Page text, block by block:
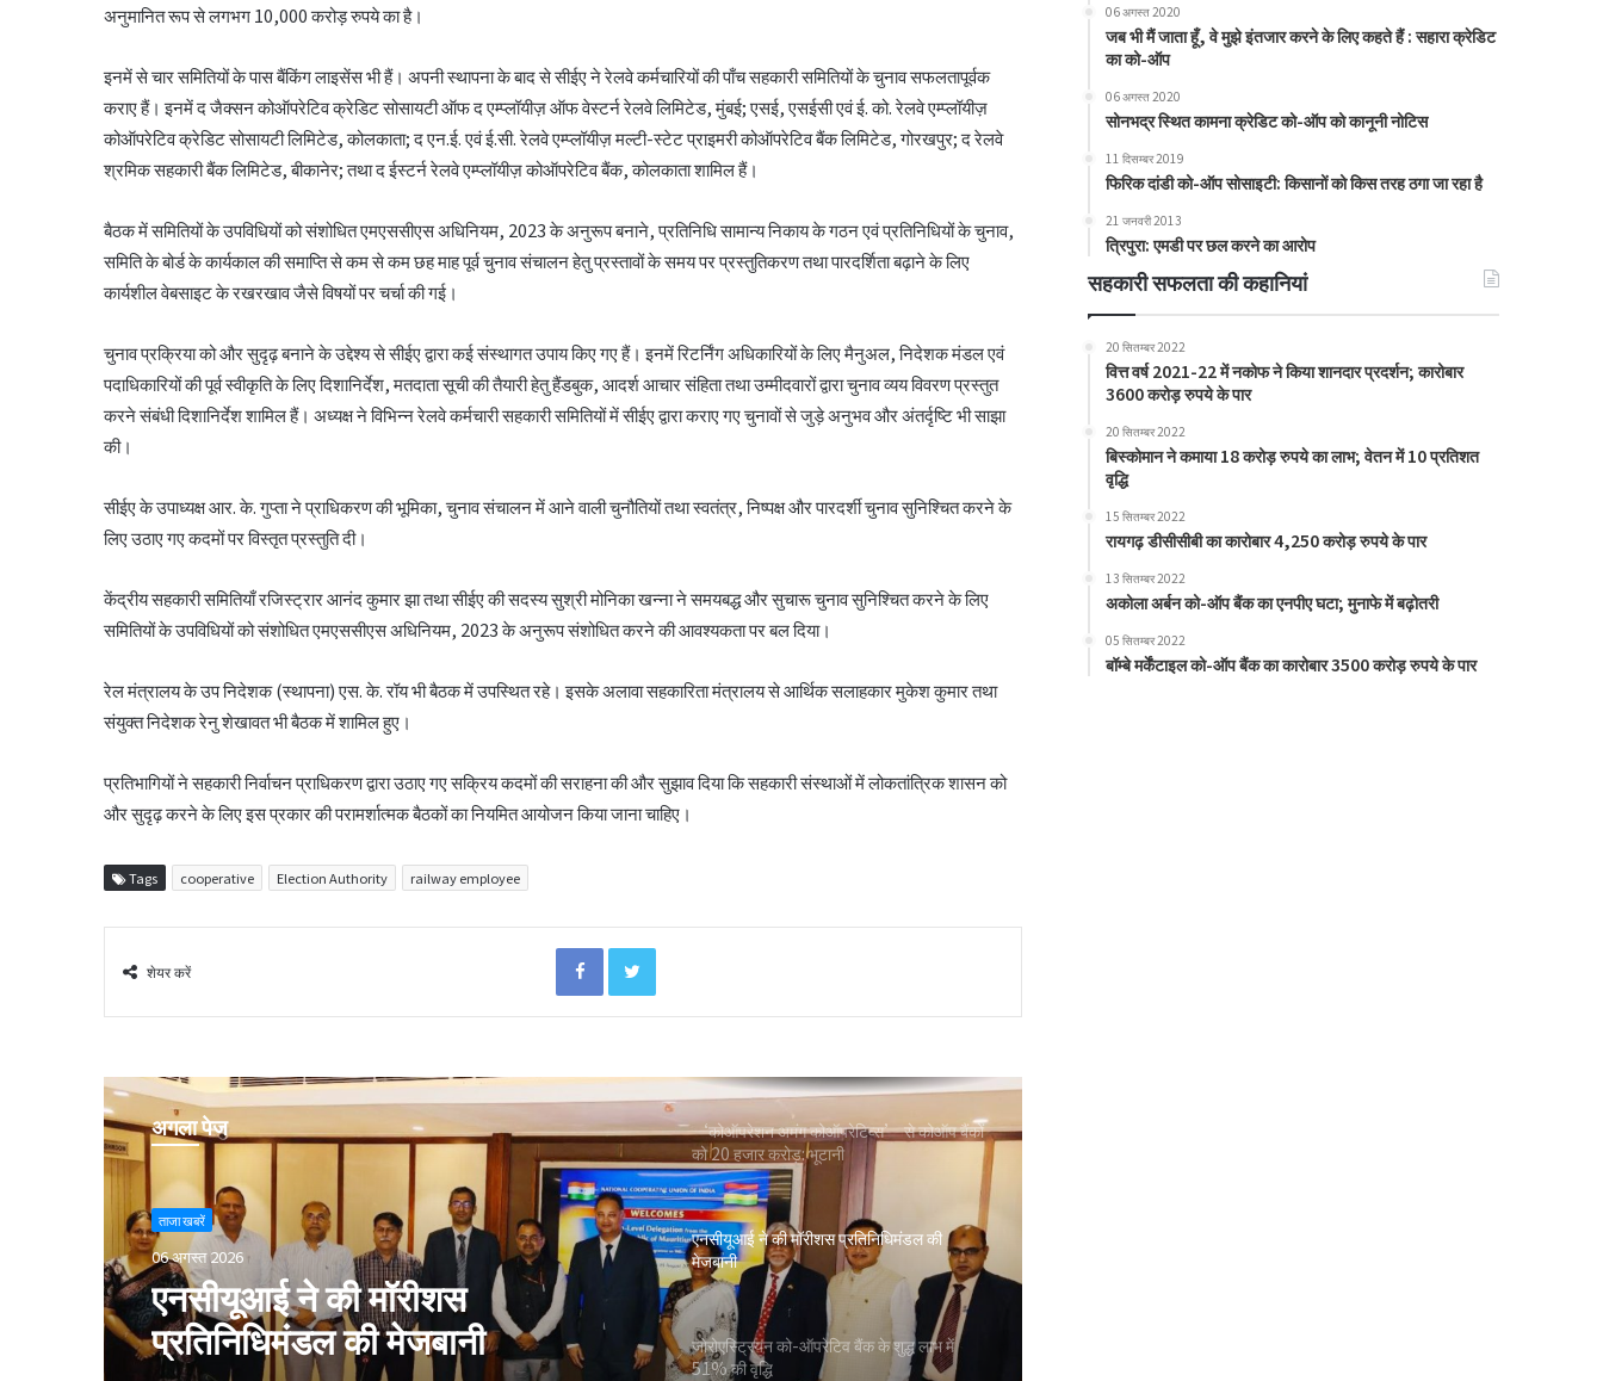
अनुमानित रूप से लगभग 10,000 करोड़ रुपये का है।
इनमें से चार समितियों के पास बैंकिंग लाइसेंस भी हैं। अपनी स्थापना के बाद से सीईए ने रेलवे कर्मचारियों की पाँच सहकारी समितियों के चुनाव सफलतापूर्वक
कराए हैं। इनमें द जैक्सन कोऑपरेटिव क्रेडिट सोसायटी ऑफ द एम्प्लॉयीज़ ऑफ वेस्टर्न रेलवे लिमिटेड, मुंबई; एसई, एसईसी एवं ई. को. रेलवे एम्प्लॉयीज़
कोऑपरेटिव क्रेडिट सोसायटी लिमिटेड, कोलकाता; द एन.ई. एवं ई.सी. रेलवे एम्प्लॉयीज़ मल्टी-स्टेट प्राइमरी कोऑपरेटिव बैंक लिमिटेड, गोरखपुर; द रेलवे
श्रमिक सहकारी बैंक लिमिटेड, बीकानेर; तथा द ईस्टर्न रेलवे एम्प्लॉयीज़ कोऑपरेटिव बैंक, कोलकाता शामिल हैं।
बैठक में समितियों के उपविधियों को संशोधित एमएससीएस अधिनियम, 2023 के अनुरूप बनाने, प्रतिनिधि सामान्य निकाय के गठन एवं प्रतिनिधियों के चुनाव,
समिति के बोर्ड के कार्यकाल की समाप्ति से कम से कम छह माह पूर्व चुनाव संचालन हेतु प्रस्तावों के समय पर प्रस्तुतिकरण तथा पारदर्शिता बढ़ाने के लिए
कार्यशील वेबसाइट के रखरखाव जैसे विषयों पर चर्चा की गई।
चुनाव प्रक्रिया को और सुदृढ़ बनाने के उद्देश्य से सीईए द्वारा कई संस्थागत उपाय किए गए हैं। इनमें रिटर्निंग अधिकारियों के लिए मैनुअल, निदेशक मंडल एवं
पदाधिकारियों की पूर्व स्वीकृति के लिए दिशानिर्देश, मतदाता सूची की तैयारी हेतु हैंडबुक, आदर्श आचार संहिता तथा उम्मीदवारों द्वारा चुनाव व्यय विवरण प्रस्तुत
करने संबंधी दिशानिर्देश शामिल हैं। अध्यक्ष ने विभिन्न रेलवे कर्मचारी सहकारी समितियों में सीईए द्वारा कराए गए चुनावों से जुड़े अनुभव और अंतर्दृष्टि भी साझा
की।
सीईए के उपाध्यक्ष आर. के. गुप्ता ने प्राधिकरण की भूमिका, चुनाव संचालन में आने वाली चुनौतियों तथा स्वतंत्र, निष्पक्ष और पारदर्शी चुनाव सुनिश्चित करने के
लिए उठाए गए कदमों पर विस्तृत प्रस्तुति दी।
केंद्रीय सहकारी समितियाँ रजिस्ट्रार आनंद कुमार झा तथा सीईए की सदस्य सुश्री मोनिका खन्ना ने समयबद्ध और सुचारू चुनाव सुनिश्चित करने के लिए
समितियों के उपविधियों को संशोधित एमएससीएस अधिनियम, 2023 के अनुरूप संशोधित करने की आवश्यकता पर बल दिया।
रेल मंत्रालय के उप निदेशक (स्थापना) एस. के. रॉय भी बैठक में उपस्थित रहे। इसके अलावा सहकारिता मंत्रालय से आर्थिक सलाहकार मुकेश कुमार तथा
संयुक्त निदेशक रेनु शेखावत भी बैठक में शामिल हुए।
प्रतिभागियों ने सहकारी निर्वाचन प्राधिकरण द्वारा उठाए गए सक्रिय कदमों की सराहना की और सुझाव दिया कि सहकारी संस्थाओं में लोकतांत्रिक शासन को
और सुदृढ़ करने के लिए इस प्रकार की परामर्शात्मक बैठकों का नियमित आयोजन किया जाना चाहिए।
Tags cooperative Election Authority railway employee
शेयर करें
FacebookTwitter
अगला पेज
ताजा खबरें
06 अगस्त 2026
जोरोएस्ट्रियन को-ऑपरेटिव बैंक के शुद्ध
लाभ में 51% की वृद्धि
सीईए ने एनसीयूआई जीसी के 15 सदस्यों के चुनाव
को दी मंजूरी
टीएसयू का तेजी से विस्तार, 16 संस्थान संबद्ध; 350
‘कोऑपरेशन अमंग कोऑपरेटिव्स’ से कोऑप बैंकों
एनसीयूआई ने की मॉरीशस प्रतिनिधिमंडल की
मेजबानी
जोरोएस्ट्रियन को-ऑपरेटिव बैंक के शुद्ध लाभ में
51% की वृद्धि
सहकारिता सचिव भूटानी ने यूसीबी टास्क फोर्स की
प्रगति की समीक्षा की
06 अगस्त 2020
जब भी मैं जाता हूँ, वे मुझे इंतजार करने के लिए कहते हैं : सहारा क्रेडिट
का को-ऑप
06 अगस्त 2020
सोनभद्र स्थित कामना क्रेडिट को-ऑप को कानूनी नोटिस
11 दिसम्बर 2019
फिरिक दांडी को-ऑप सोसाइटी: किसानों को किस तरह ठगा जा रहा है
21 जनवरी 2013
त्रिपुरा: एमडी पर छल करने का आरोप
सहकारी सफलता की कहानियां
20 सितम्बर 2022
वित्त वर्ष 2021-22 में नकोफ ने किया शानदार प्रदर्शन; कारोबार
3600 करोड़ रुपये के पार
20 सितम्बर 2022
बिस्कोमान ने कमाया 18 करोड़ रुपये का लाभ; वेतन में 10 प्रतिशत
वृद्धि
15 सितम्बर 2022
रायगढ़ डीसीसीबी का कारोबार 4,250 करोड़ रुपये के पार
13 सितम्बर 2022
अकोला अर्बन को-ऑप बैंक का एनपीए घटा; मुनाफे में बढ़ोतरी
05 सितम्बर 2022
बॉम्बे मर्केंटाइल को-ऑप बैंक का कारोबार 3500 करोड़ रुपये के पार